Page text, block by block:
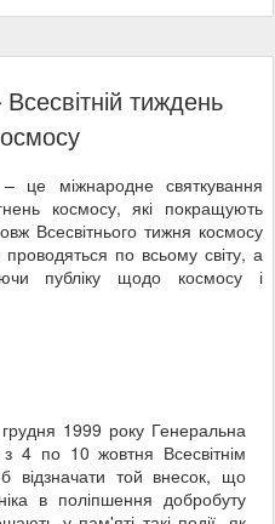
тиждень
це міжнародне святкування
космосу, які покращують
Всесвітнього тижня космосу
проводяться по всьому світу, а
публіку щодо космосу і
1999 року Генеральна
4 по 10 жовтня Всесвітнім
відзначати той внесок, що
в поліпшення добробуту